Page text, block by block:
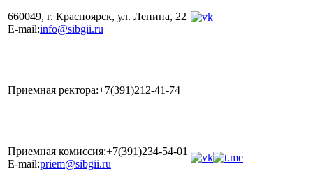
660049, г. Красноярск, ул. Ленина, 22
E-mail:info@sibgii.ru
Приемная ректора:+7(391)212-41-74
Приемная комиссия:+7(391)234-54-01
E-mail:priem@sibgii.ru